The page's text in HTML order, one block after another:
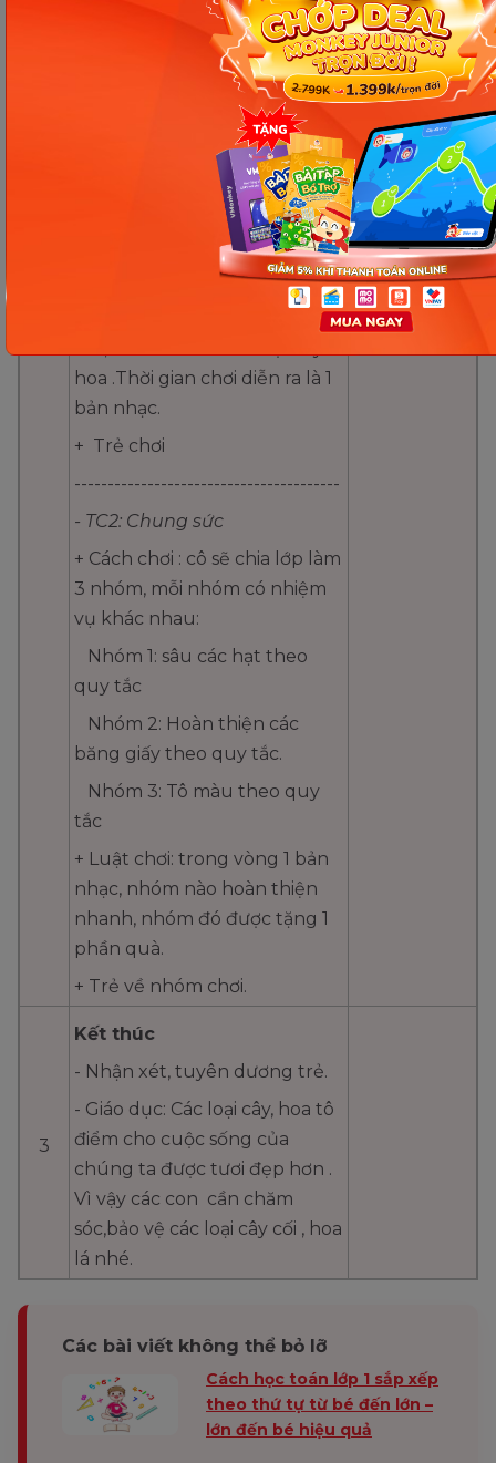
- TC1: Thi xem đội nào nhanh
+ Cách chơi: Cô chia lớp thành
2 đội. Nhiệm vụ của mỗi đội
chơi là phải sắp xếp các bông
hoa, lá theo đúng các quy tắc
cho trước Khi có hiệu lệnh
của cô bạn đầu tiên của 2 đội
chạy lên tìm hoa và xếp lên
bảng. Sau đó về cuối hàng.
+ Luật chơi: Chơi theo luật tiếp
hoa .Thời gian chơi diễn ra là 1
bản nhạc.
+ Trẻ chơi
----------------------------------------
- TC2: Chung sức
+ Cách chơi : cô sẽ chia lớp làm
3 nhóm, mỗi nhóm có nhiệm
vụ khác nhau:
Nhóm 1: sâu các hạt theo
quy tắc
Nhóm 2: Hoàn thiện các
băng giấy theo quy tắc.
Nhóm 3: Tô màu theo quy
tắc
+ Luật chơi: trong vòng 1 bản
nhạc, nhóm nào hoàn thiện
nhanh, nhóm đó được tặng 1
phần quà.
+ Trẻ về nhóm chơi.
- Trẻ chơi
3
Kết thúc
- Nhận xét, tuyên dương trẻ.
- Giáo dục: Các loại cây, hoa tô
điểm cho cuộc sống của
chúng ta được tươi đẹp hơn .
Vì vậy các con cần chăm
sóc,bảo vệ các loại cây cối , hoa
lá nhé.
Các bài viết không thể bỏ lỡ
Cách học toán lớp 1 sắp xếp
theo thứ tự từ bé đến lớn –
lớn đến bé hiệu quả